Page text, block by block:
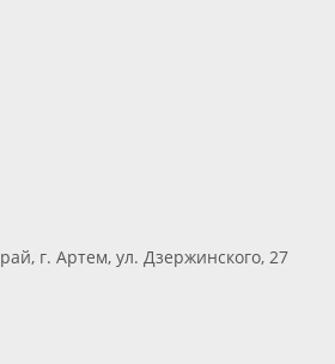
г. Артем, ул. Дзержинского, 27